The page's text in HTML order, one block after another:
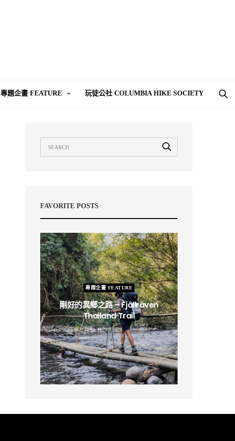
專題企畫 FEATURE 玩徒公社 COLUMBIA HIKE SOCIETY
FAVORITE POSTS
專題企畫 FEATURE
剛好的異鄉之路 – Fjällräven
Thailand Trail
B 2019 年 2 月 12 日